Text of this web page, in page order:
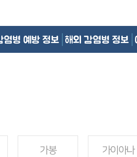
염병 예방 정보 해외 감염병 정보
가봉 가이아나